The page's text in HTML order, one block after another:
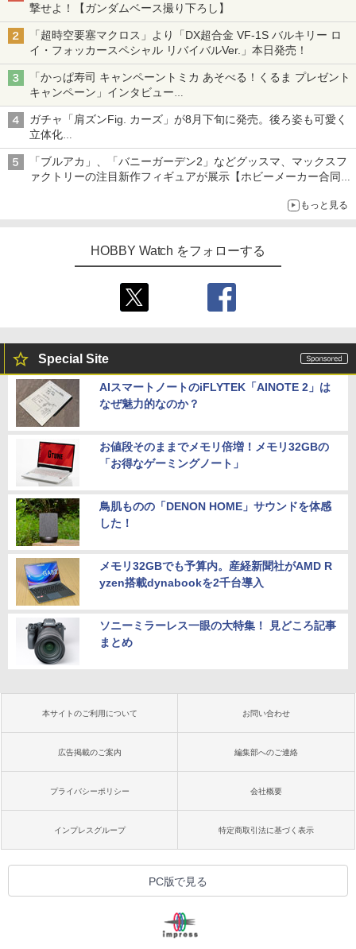
撃せよ！【ガンダムベース撮り下ろし】
「超時空要塞マクロス」より「DX超合金 VF-1S バルキリー ロ
イ・フォッカースペシャル リバイバルVer.」本日発売！
「かっぱ寿司 キャンペーントミカ あそべる！くるま プレゼント
キャンペーン」インタビュー
子どもが楽しめるかっぱ寿司ならではの体験とコラボの楽しさを
追求
ガチャ「肩ズンFig. カーズ」が8月下旬に発売。後ろ姿も可愛く
立体化
ライトニング・マックィーンやメーターなど4種がラインナップ
「ブルアカ」、「バニーガーデン2」などグッスマ、マックスフ
ァクトリーの注目新作フィギュアが展示【ホビーメーカー合同展
もっと見る
HOBBY Watch をフォローする
Special Site
AIスマートノートのiFLYTEK「AINOTE 2」は
なぜ魅力的なのか？
お値段そのままでメモリ倍増！メモリ32GBの
「お得なゲーミングノート」
鳥肌ものの「DENON HOME」サウンドを体感
した！
メモリ32GBでも予算内。産経新聞社がAMD R
yzen搭載dynabookを2千台導入
ソニーミラーレス一眼の大特集！ 見どころ記事
まとめ
本サイトのご利用について お問い合わせ
広告掲載のご案内 編集部へのご連絡
プライバシーポリシー 会社概要
インプレスグループ 特定商取引法に基づく表示
PC版で見る